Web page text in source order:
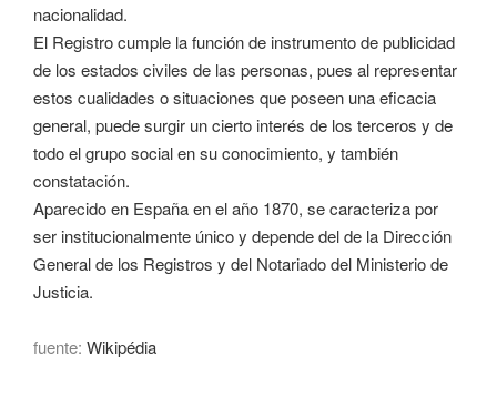
nacionalidad.
El Registro cumple la función de instrumento de publicidad
de los estados civiles de las personas, pues al representar
estos cualidades o situaciones que poseen una eficacia
general, puede surgir un cierto interés de los terceros y de
todo el grupo social en su conocimiento, y también
constatación.
Aparecido en España en el año 1870, se caracteriza por
ser institucionalmente único y depende del de la Dirección
General de los Registros y del Notariado del Ministerio de
Justicia.
fuente: Wikipédia